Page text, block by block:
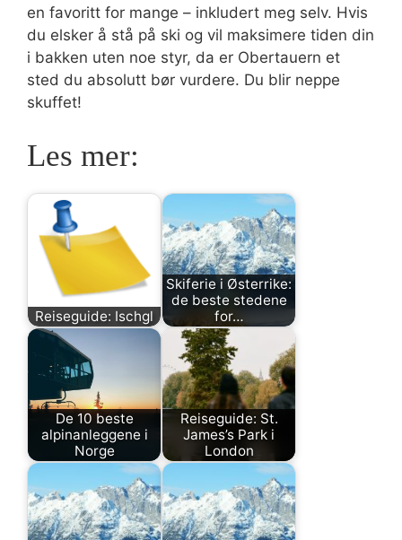
en favoritt for mange – inkludert meg selv. Hvis
du elsker å stå på ski og vil maksimere tiden din
i bakken uten noe styr, da er Obertauern et
sted du absolutt bør vurdere. Du blir neppe
skuffet!
Les mer:
Reiseguide: Ischgl
Skiferie i Østerrike:
de beste stedene
for…
De 10 beste
alpinanleggene i
Norge
Reiseguide: St.
James’s Park i
London